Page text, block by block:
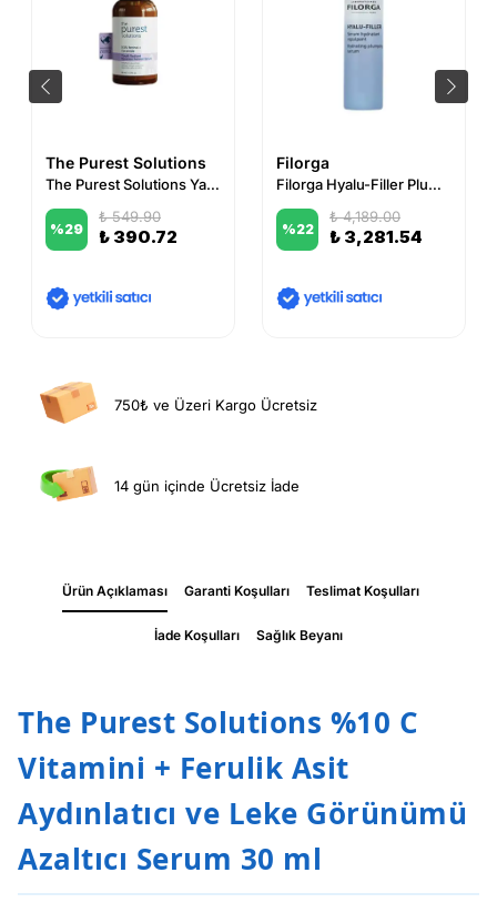
The Purest Solutions
The Purest Solutions Yaşlanma ve Kırışıklık Karşıtı Retinol Gece Serumu 30 ml
%29
₺ 549.90
₺ 390.72
Filorga
Filorga Hyalu-Filler Plumping Moisturizing Serum 30 ml
%22
₺ 4,189.00
₺ 3,281.54
750₺ ve Üzeri Kargo Ücretsiz
14 gün içinde Ücretsiz İade
Ürün Açıklaması Garanti Koşulları Teslimat Koşulları
İade Koşulları Sağlık Beyanı
The Purest Solutions %10 C
Vitamini + Ferulik Asit
Aydınlatıcı ve Leke Görünümü
Azaltıcı Serum 30 ml